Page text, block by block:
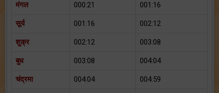
मंगल 000:21 001:16
सूर्य 001:16 002:12
शुक्र 002:12 003:08
बुध 003:08 004:04
चंद्रमा 004:04 004:59